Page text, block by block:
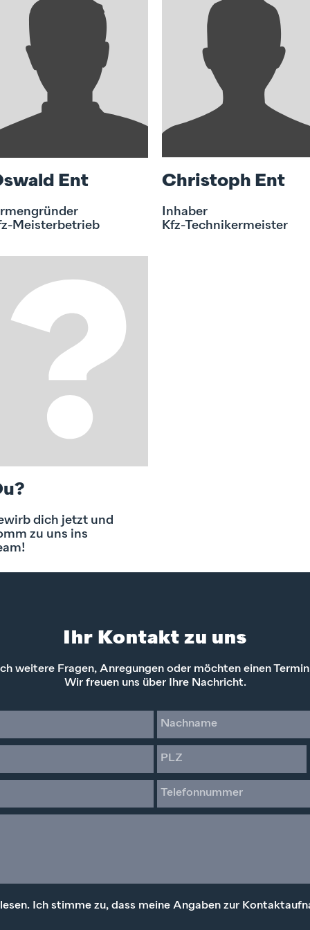
Ent
Meisterbetrieb
Christoph Ent
Inhaber
Kfz-Technikermeister
dich jetzt und
zu uns ins
Ihr Kontakt zu uns
weitere Fragen, Anregungen oder möchten einen
Wir freuen uns über Ihre Nachricht.
Ich stimme zu, dass meine Angaben zur